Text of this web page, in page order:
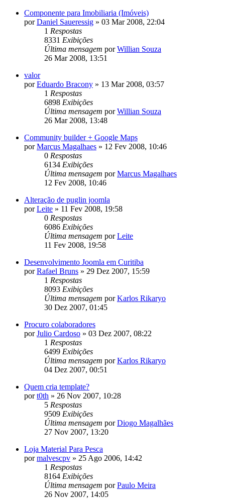
Componente para Imobiliaria (Imóveis)
porDaniel Saueressig » 03 Mar 2008, 22:04
1 Respostas
8331 Exibições
Última mensagem porWillian Souza
26 Mar 2008, 13:51
valor
porEduardo Bracony » 13 Mar 2008, 03:57
1 Respostas
6898 Exibições
Última mensagem porWillian Souza
26 Mar 2008, 13:48
Community builder + Google Maps
porMarcus Magalhaes » 12 Fev 2008, 10:46
0 Respostas
6134 Exibições
Última mensagem porMarcus Magalhaes
12 Fev 2008, 10:46
Alteração de puglin joomla
porLeite » 11 Fev 2008, 19:58
0 Respostas
6086 Exibições
Última mensagem porLeite
11 Fev 2008, 19:58
Desenvolvimento Joomla em Curitiba
porRafael Bruns » 29 Dez 2007, 15:59
1 Respostas
8093 Exibições
Última mensagem porKarlos Rikaryo
30 Dez 2007, 01:45
Procuro colaboradores
porJulio Cardoso » 03 Dez 2007, 08:22
1 Respostas
6499 Exibições
Última mensagem porKarlos Rikaryo
04 Dez 2007, 00:51
Quem cria template?
port0th » 26 Nov 2007, 10:28
5 Respostas
9509 Exibições
Última mensagem porDiogo Magalhães
27 Nov 2007, 13:20
Loja Material Para Pesca
pormalvescpv » 25 Ago 2006, 14:42
1 Respostas
8164 Exibições
Última mensagem porPaulo Meira
26 Nov 2007, 14:05